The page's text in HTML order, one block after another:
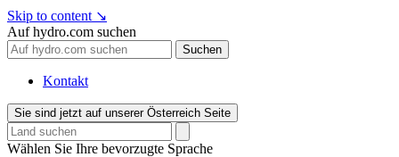
Skip to content ↘
Auf hydro.com suchen
Suchen
Kontakt
Sie sind jetzt auf unserer Österreich Seite
Wählen Sie Ihre bevorzugte Sprache